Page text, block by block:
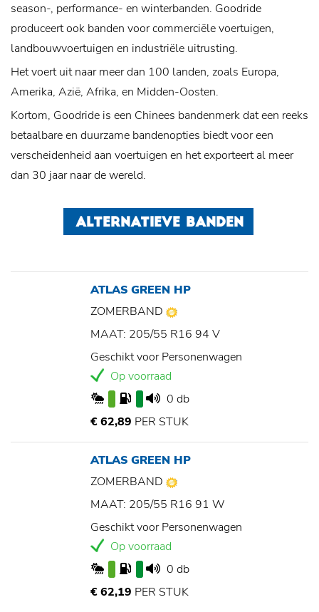
season-, performance- en winterbanden. Goodride
produceert ook banden voor commerciële voertuigen,
landbouwvoertuigen en industriële uitrusting.
Het voert uit naar meer dan 100 landen, zoals Europa,
Amerika, Azië, Afrika, en Midden-Oosten.
Kortom, Goodride is een Chinees bandenmerk dat een reeks
betaalbare en duurzame bandenopties biedt voor een
verscheidenheid aan voertuigen en het exporteert al meer
dan 30 jaar naar de wereld.
ALTERNATIEVE BANDEN
ATLAS GREEN HP
ZOMERBAND
MAAT: 205/55 R16 94 V
Geschikt voor Personenwagen
Op voorraad
0 db
€ 62,89 PER STUK
ATLAS GREEN HP
ZOMERBAND
MAAT: 205/55 R16 91 W
Geschikt voor Personenwagen
Op voorraad
0 db
€ 62,19 PER STUK